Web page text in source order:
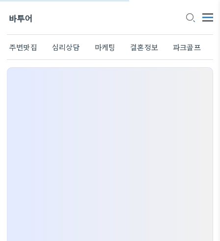
바투어
주변맛집 심리상담 마케팅 결혼정보 파크골프